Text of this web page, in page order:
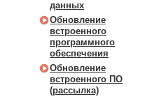
данных
Обновление
встроенного
программного
обеспечения
Обновление
встроенного ПО
(рассылка)